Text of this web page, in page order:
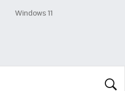
Windows 11